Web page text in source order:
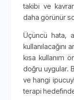
takibi ve
daha görünür
Üçüncü hata,
kullanılacağını
kısa kullanım
doğru uygular.
ve hangi
terapi